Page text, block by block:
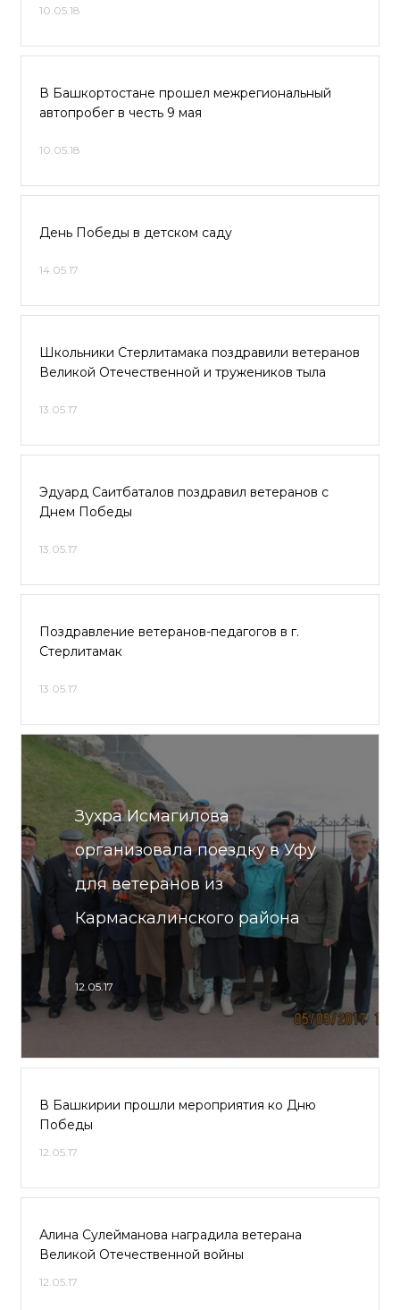
10.05.18
В Башкортостане прошел межрегиональный
автопробег в честь 9 мая
10.05.18
День Победы в детском саду
14.05.17
Школьники Стерлитамака поздравили ветеранов
Великой Отечественной и тружеников тыла
13.05.17
Эдуард Саитбаталов поздравил ветеранов с
Днем Победы
13.05.17
Поздравление ветеранов-педагогов в г.
Стерлитамак
13.05.17
Зухра Исмагилова
организовала поездку в Уфу
для ветеранов из
Кармаскалинского района
12.05.17
В Башкирии прошли мероприятия ко Дню
Победы
12.05.17
Алина Сулейманова наградила ветерана
Великой Отечественной войны
12.05.17